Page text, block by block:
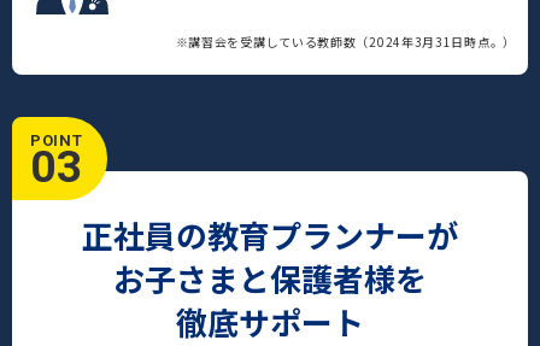
※講習会を受講している教師数（2024年3月31日時点。）
POINT
03
正社員の教育プランナーが
お子さまと保護者様を
徹底サポート